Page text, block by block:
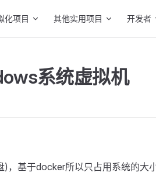
化项目 其他实用项目 开发者
系统虚拟机
，基于docker所以只占用系统的大